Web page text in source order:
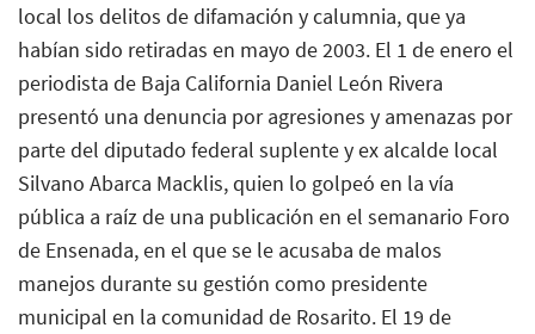
local los delitos de difamación y calumnia, que ya
habían sido retiradas en mayo de 2003. El 1 de enero el
periodista de Baja California Daniel León Rivera
presentó una denuncia por agresiones y amenazas por
parte del diputado federal suplente y ex alcalde local
Silvano Abarca Macklis, quien lo golpeó en la vía
pública a raíz de una publicación en el semanario Foro
de Ensenada, en el que se le acusaba de malos
manejos durante su gestión como presidente
municipal en la comunidad de Rosarito. El 19 de